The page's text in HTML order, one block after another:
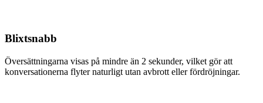
Blixtsnabb
Översättningarna visas på mindre än 2 sekunder, vilket gör att
konversationerna flyter naturligt utan avbrott eller fördröjningar.